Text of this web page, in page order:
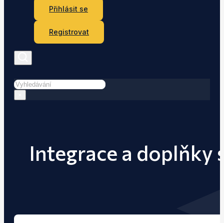
Přihlásit se
Registrovat
Hledat
Integrace a doplňky